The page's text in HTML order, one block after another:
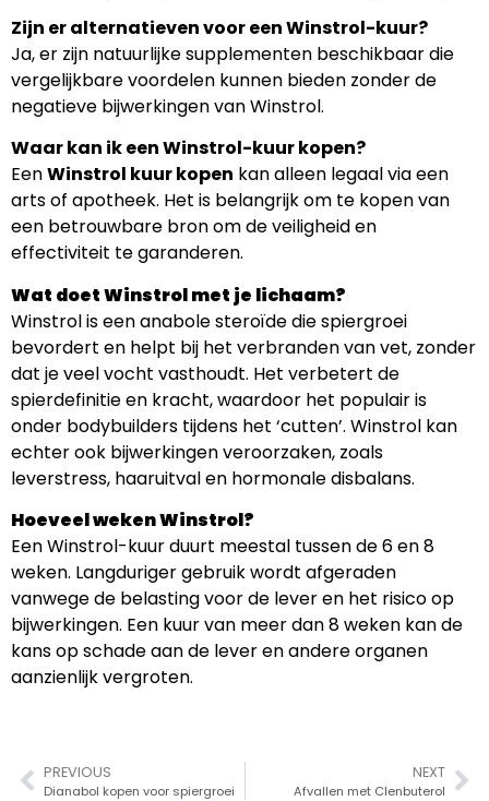
Zijn er alternatieven voor een Winstrol-kuur?
Ja, er zijn natuurlijke supplementen beschikbaar die
vergelijkbare voordelen kunnen bieden zonder de
negatieve bijwerkingen van Winstrol.
Waar kan ik een Winstrol-kuur kopen?
EenWinstrol kuur kopen kan alleen legaal via een
arts of apotheek. Het is belangrijk om te kopen van
een betrouwbare bron om de veiligheid en
effectiviteit te garanderen.
Wat doet Winstrol met je lichaam?
Winstrol is een anabole steroïde die spiergroei
bevordert en helpt bij het verbranden van vet, zonder
dat je veel vocht vasthoudt. Het verbetert de
spierdefinitie en kracht, waardoor het populair is
onder bodybuilders tijdens het ‘cutten’. Winstrol kan
echter ook bijwerkingen veroorzaken, zoals
leverstress, haaruitval en hormonale disbalans.
Hoeveel weken Winstrol?
Een Winstrol-kuur duurt meestal tussen de 6 en 8
weken. Langduriger gebruik wordt afgeraden
vanwege de belasting voor de lever en het risico op
bijwerkingen. Een kuur van meer dan 8 weken kan de
kans op schade aan de lever en andere organen
aanzienlijk vergroten.
PREVIOUS
Dianabol kopen voor spiergroei
NEXT
Afvallen met Clenbuterol